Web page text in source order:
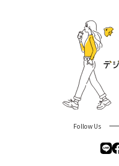
Follow Us